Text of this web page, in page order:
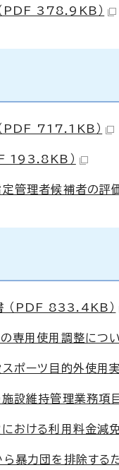
PDF 378.9KB）
PDF 717.1KB）
193.8KB）
管理者候補者の評
（PDF 833.4KB）
専用使用調整につ
ポーツ目的外使用
設維持管理業務項
おける利用料金減
暴力団を排除する